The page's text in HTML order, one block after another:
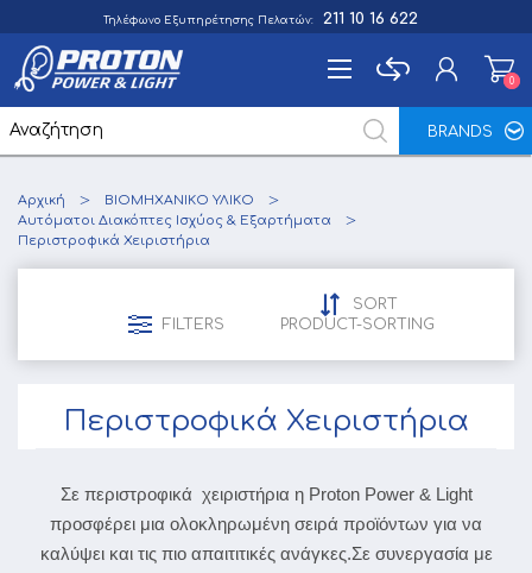
Τηλέφωνο Εξυπηρέτησης Πελατών: 211 10 16 622
BRANDS
Σύνδεση
Αγαπημένα
0
00
Αρχική
ΒΙΟΜΗΧΑΝΙΚΟ ΥΛΙΚΟ
Αυτόματοι Διακόπτες Ισχύος & Εξαρτήματα
Περιστροφικά Χειριστήρια
FILTERS
SORT
PRODUCT-SORTING
Περιστροφικά Χειριστήρια
Σε περιστροφικά χειριστήρια η Proton Power & Light
προσφέρει μια ολοκληρωμένη σειρά προϊόντων για να
καλύψει και τις πιο απαιτιτικές ανάγκες.Σε συνεργασία με